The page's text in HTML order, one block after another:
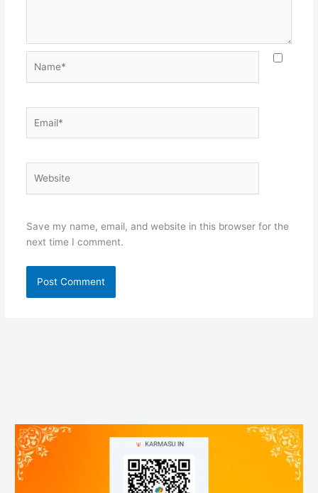
Save my name, email, and website in this browser for the
next time I comment.